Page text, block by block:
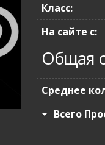
Класс:
На сайте с:
Общая
Среднее
Всего